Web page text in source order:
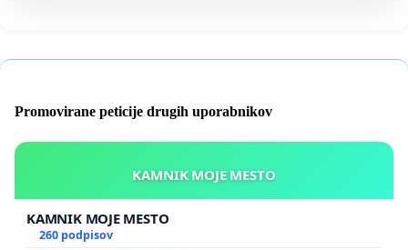
Promovirane peticije drugih uporabnikov
KAMNIK MOJE MESTO
KAMNIK MOJE MESTO
260 podpisov